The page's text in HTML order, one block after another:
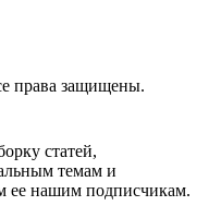
права защищены.
статей,
темам и
ее нашим подписчикам.